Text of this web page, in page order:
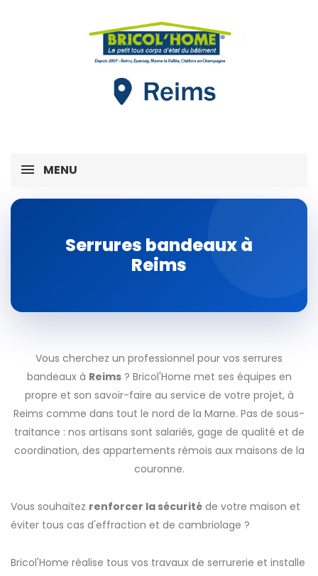
MENU
Serrures bandeaux à
Reims
Vous cherchez un professionnel pour vos serrures
bandeaux à Reims? Bricol'Home met ses équipes en
propre et son savoir-faire au service de votre projet, à
Reims comme dans tout le nord de la Marne. Pas de sous-
traitance : nos artisans sont salariés, gage de qualité et de
coordination, des appartements rémois aux maisons de la
couronne.
Vous souhaitez renforcer la sécurité de votre maison et
éviter tous cas d'effraction et de cambriolage ?
Bricol'Home réalise tous vos travaux de serrurerie et installe